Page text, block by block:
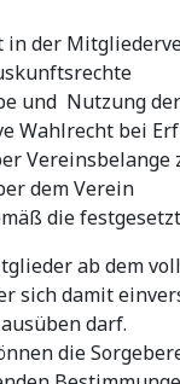
in der
und Nutzung
Wahlrecht bei
Vereinsbelange
dem Verein
die
ab dem
sich damit
darf.
die